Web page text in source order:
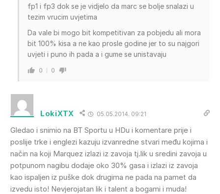
fp1 i fp3 dok se je vidjelo da marc se bolje snalazi u
tezim vrucim uvjetima
Da vale bi mogo bit kompetitivan za pobjedu ali mora
bit 100% kisa a ne kao prosle godine jer to su najgori
uvjeti i puno ih pada a i gume se unistavaju
0 0
LokiXTX 05.05.2014. 09:21
Gledao i snimio na BT Sportu u HDu i komentare prije i
poslije trke i englezi kazuju izvanredne stvari među kojima i
način na koji Marquez izlazi iz zavoja tj.lik u sredini zavoja u
potpunom nagibu dodaje oko 30% gasa i izlazi iz zavoja
kao ispaljen iz puške dok drugima ne pada na pamet da
izvedu isto! Nevjerojatan lik i talent a bogami i muda!